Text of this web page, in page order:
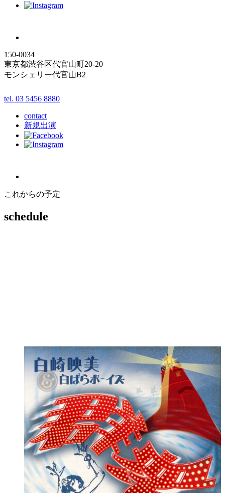
150-0034
東京都渋谷区代官山町20-20
モンシェリー代官山B2
tel. 03 5456 8880
contact
新規出演
これからの予定
schedule